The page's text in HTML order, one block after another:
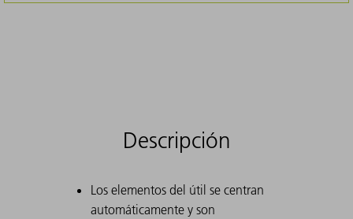
Descripción
Los elementos del útil se centran
automáticamente y son